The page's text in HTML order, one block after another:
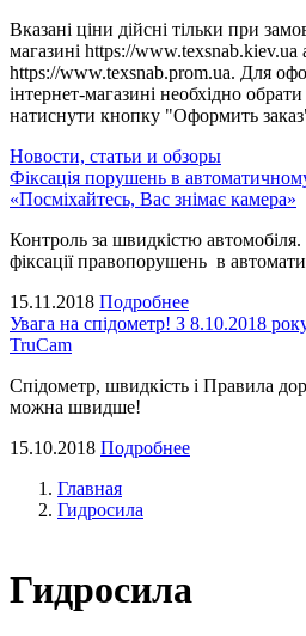
Вказані ціни дійсні тільки при
магазині https://www.texsnab.kiev.ua
https://www.texsnab.prom.ua. Для
інтернет-магазині необхідно
натиснути кнопку "Оформить
Новости, статьи и обзоры
Фіксація порушень в
«Посміхайтесь, Вас знімає камера»
Контроль за швидкістю
фіксації правопорушень в
15.11.2018 Подробнее
Увага на спідометр! З 8.10.2018
TruCam
Спідометр, швидкість і Правила
можна швидше!
15.10.2018 Подробнее
Главная
Гидросила
Гидросила